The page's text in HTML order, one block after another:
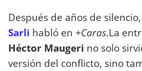
Después de años de silencio,
Sarli habló en +Caras.La
Héctor Maugeri no solo
versión del conflicto, sino